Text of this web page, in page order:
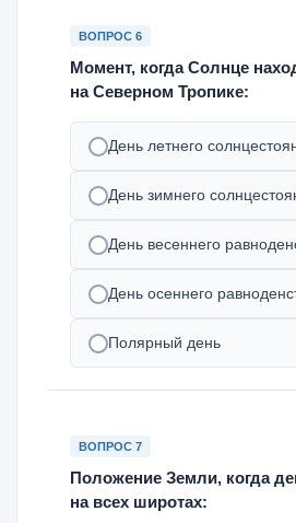
ВОПРОС 6
Момент, когда Солнце
на Северном Тропике:
День летнего
День зимнего
День весеннего
День осеннего
Полярный день
ВОПРОС 7
Положение Земли, когда
на всех широтах: